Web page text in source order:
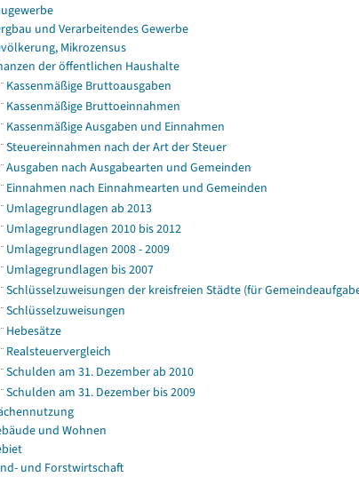
und Verarbeitendes Gewerbe
Mikrozensus
der öffentlichen Haushalte
Kassenmäßige Bruttoausgaben
Kassenmäßige Bruttoeinnahmen
Kassenmäßige Ausgaben und Einnahmen
Steuereinnahmen nach der Art der Steuer
Ausgaben nach Ausgabearten und Gemeinden
Einnahmen nach Einnahmearten und Gemeinden
Umlagegrundlagen ab 2013
Umlagegrundlagen 2010 bis 2012
Umlagegrundlagen 2008 - 2009
Umlagegrundlagen bis 2007
Schlüsselzuweisungen der kreisfreien Städte (für
Schlüsselzuweisungen
Hebesätze
Realsteuervergleich
Schulden am 31. Dezember ab 2010
Schulden am 31. Dezember bis 2009
und Wohnen
und Forstwirtschaft